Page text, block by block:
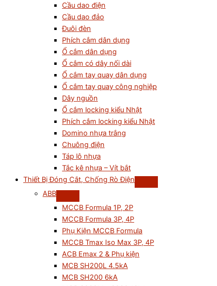
Cầu dao điện
Cầu dao đảo
Đuôi đèn
Phích cắm dân dụng
Ổ cắm dân dụng
Ổ cắm có dây nối dài
Ổ cắm tay quay dân dụng
Ổ cắm tay quay công nghiệp
Dây nguồn
Ổ cắm locking kiểu Nhật
Phích cắm locking kiểu Nhật
Domino nhựa trắng
Chuông điện
Táp lô nhựa
Tắc kê nhựa – Vít bắt
Thiết Bị Đóng Cắt, Chống Rò Điện
ABB
MCCB Formula 1P, 2P
MCCB Formula 3P, 4P
Phụ Kiện MCCB Formula
MCCB Tmax Iso Max 3P, 4P
ACB Emax 2 & Phụ kiện
MCB SH200L 4.5kA
MCB SH200 6kA